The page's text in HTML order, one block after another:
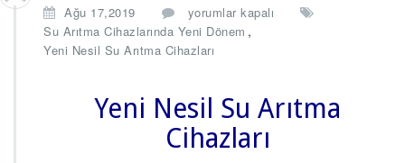
Ağu 17,2019
S
u
A
t
m
a
yorumlar kapalı
Su Arıtma Cihazlarında Yeni Dönem ,
Yeni Nesil Su Arıtma Cihazları
Yeni Nesil Su Arıtma
Cihazları